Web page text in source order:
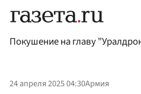
Покушение на главу
24 апреля 2025 04:30Армия